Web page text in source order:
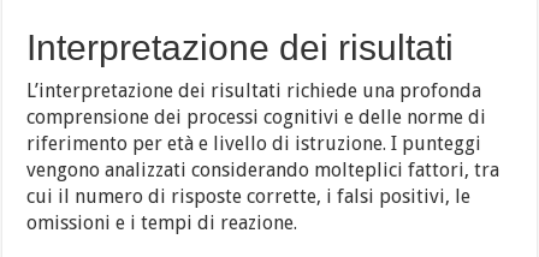
Interpretazione dei risultati
L’interpretazione dei risultati richiede una profonda
comprensione dei processi cognitivi e delle norme di
riferimento per età e livello di istruzione. I punteggi
vengono analizzati considerando molteplici fattori, tra
cui il numero di risposte corrette, i falsi positivi, le
omissioni e i tempi di reazione.